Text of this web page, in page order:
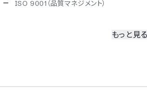
ISO 9001（品質マネジメント）
もっと見